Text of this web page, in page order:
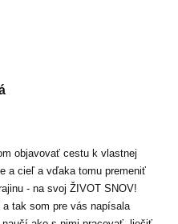
objavovať cestu k vlastnej
a cieľ a vďaka tomu premeniť
- na svoj ŽIVOT SNOV!
tak som pre vás napísala